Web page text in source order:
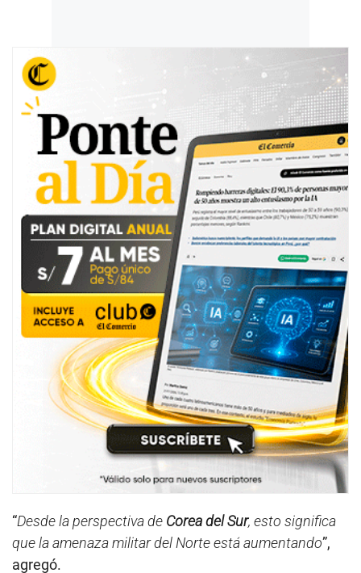
“Desde la perspectiva de Corea del Sur, esto significa
que la amenaza militar del Norte está aumentando”,
agregó.